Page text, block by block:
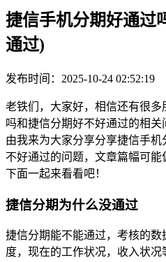
捷信手机分期好通过
通过)
发布时间：2025-10-24 02:52:19
老铁们，大家好，相信还有很
吗和捷信分期好不好通过的相
由我来为大家分享分享捷信手
不好通过的问题，文章篇幅可能
下面一起来看看吧！
捷信分期为什么没通过
捷信分期能不能通过，考核的
度，现在的工作状况，收入状